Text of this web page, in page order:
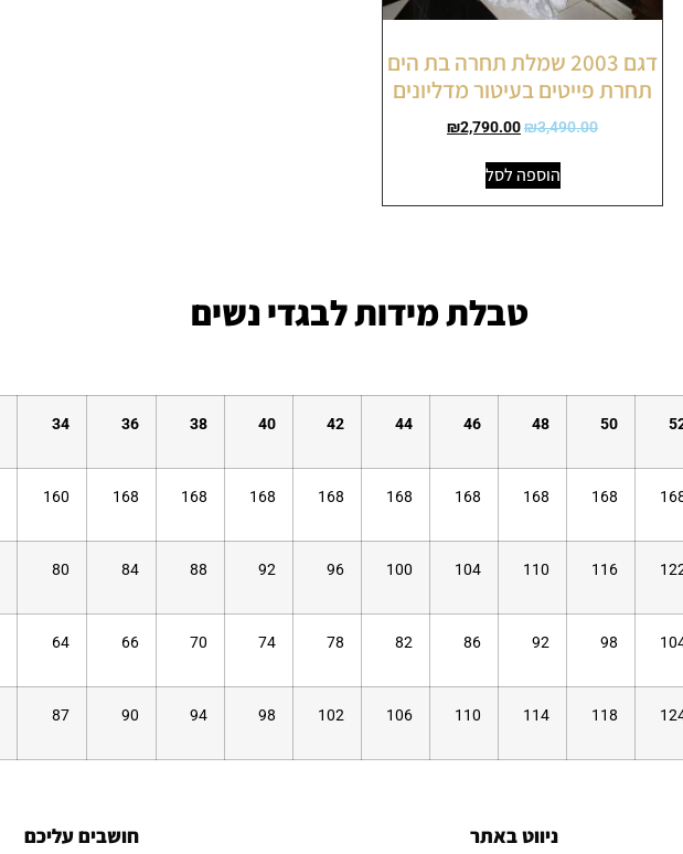
דגם 2003 שמלת תחרה בת הים
תחרת פייטים בעיטור מדליונים
₪3,490.00
₪2,790.00
הוספה לסל
טבלת מידות לבגדי נשים
50
48
46
44
42
40
38
36
34
168
168
168
168
168
168
168
168
160
116
110
104
100
96
92
88
84
80
98
92
86
82
78
74
70
66
64
118
114
110
106
102
98
94
90
87
ניווט באתר חושבים עליכם